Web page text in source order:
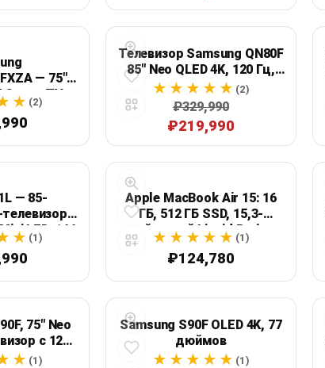
— 75"
Smart TV
(2)
Телевизор Samsung QN80F
85" Neo QLED 4K, 120 Гц,
Tizen
(2)
₽329,990
₽219,990
— 85-
с
LED, 144
TV
(1)
Apple MacBook Air 15: 16
ГБ, 512 ГБ SSD, 15,3-
дюймовый Liquid Retina,
Midnight
(1)
₽124,780
75" Neo
с 120
(1)
Samsung S90F OLED 4K, 77
дюймов
(1)